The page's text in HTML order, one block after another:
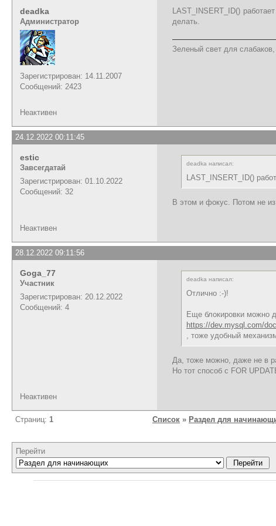
deadka
Администратор
Зарегистрирован: 14.11.2007
Сообщений: 2423
LAST_INSERT_ID()
делать.
Зеленый свет для слабаков,
Неактивен
24.12.2022 00:11:45
estic
Завсегдатай
Зарегистрирован: 01.10.2022
Сообщений: 32
deadka написал:
LAST_INSERT_ID()
В этом и фокус. Потом не из
Неактивен
28.12.2022 09:11:56
Goga_77
Участник
Зарегистрирован: 20.12.2022
Сообщений: 4
deadka написал:
Отлично :-)!
Еще блокировки можно
https://dev.mysql.com/
, тоже удобный
Да, тоже можно, даже не в
Но тот способ с FOR
Неактивен
Страниц: 1 Список » Раздел для
Перейти